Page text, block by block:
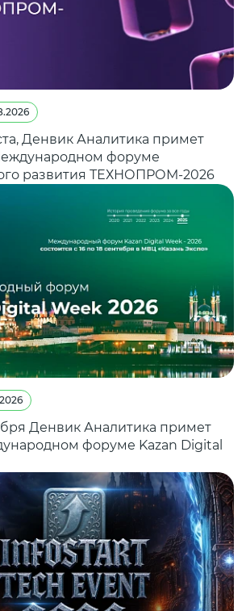
Денвик Аналитика примет
форуме
развития ТЕХНОПРОМ-2026
Денвик Аналитика примет
форуме Kazan Digital